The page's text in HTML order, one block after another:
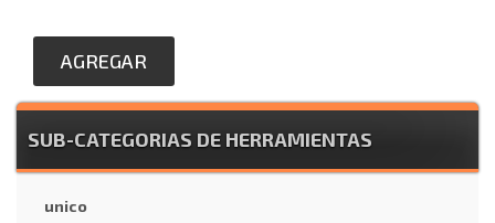
AGREGAR
SUB-CATEGORIAS DE HERRAMIENTAS
unico